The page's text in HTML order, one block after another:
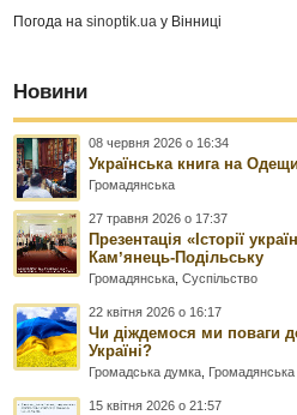
Погода наsinoptik.ua у Вінниці
Новини
08 червня 2026 о 16:34
Українська книга на
Громадянська
27 травня 2026 о 17:37
Презентація «Історії
Камʼянець-Подільську
Громадянська ,Суспільство
22 квітня 2026 о 16:17
Чи діждемося ми поваги
Україні?
Громадська думка Громадянська
15 квітня 2026 о 21:57